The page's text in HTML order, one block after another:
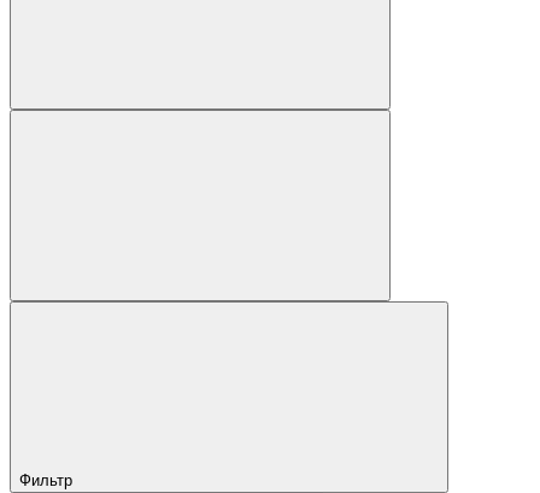
Фильтр